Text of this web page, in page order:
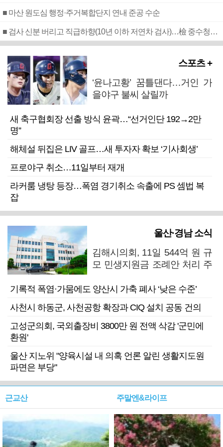
■ 마산 원도심 행정·주거복합단지 연내 준공 수순
■ 검사 신분 버리고 직급하향(10년 이하 저연차 검사)…檢 중수청행 기피
스포츠 +
‘윤나고황’ 꿈틀댄다…거인 가
을야구 불씨 살릴까
새 축구협회장 선출 방식 윤곽…“선거인단 192→2만
명”
해체설 뒤집은 LIV 골프…새 투자자 확보 ‘기사회생’
프로야구 취소…11일부터 재개
라커룸 냉탕 등장…폭염 경기취소 속출에 PS 셈법 복
잡
울산·경남 소식
김해시의회, 11일 544억 원 규
모 민생지원금 조례안 처리 주
기록적 폭염·가뭄에도 양산시 가축 폐사 ‘낮은 수준’
사천시 하동군, 사천공항 확장과 CIQ 설치 공동 건의
고성군의회, 국외출장비 3800만 원 전액 삭감 '군민에
환원'
울산 지노위 "양육시설 내 의혹 언론 알린 생활지도원
파면은 부당"
근교산 주말엔&라이프